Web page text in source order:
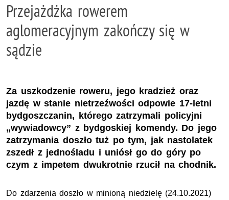
Przejażdżka rowerem
aglomeracyjnym zakończy się w
sądzie
Za uszkodzenie roweru, jego kradzież oraz
jazdę w stanie nietrzeźwości odpowie 17-letni
bydgoszczanin, którego zatrzymali policyjni
„wywiadowcy” z bydgoskiej komendy. Do jego
zatrzymania doszło tuż po tym, jak nastolatek
zszedł z jednośladu i uniósł go do góry po
czym z impetem dwukrotnie rzucił na chodnik.
Do zdarzenia doszło w minioną niedzielę (24.10.2021)